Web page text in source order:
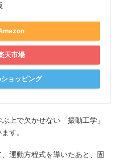
天市場
ョッピング
上で欠かせない「振動工学」
す。
運動方程式を導いたあと、固